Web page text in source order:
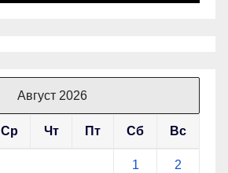
Август 2026
Ср Чт Пт Сб Вс
1 2